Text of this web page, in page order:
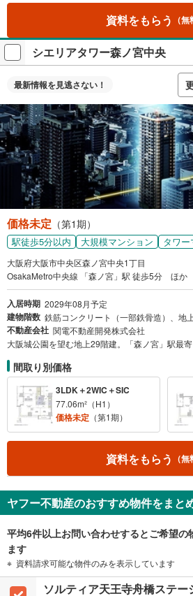
資料をもらう （無
シエリアタワー森ノ宮中央
最新情報を見逃さない！
価格未定 （第1期）
駅徒歩5分以内 大規模マンション タワ
大阪府大阪市中央区森ノ宮中央1丁目
OsakaMetro中央線 「森ノ宮」駅 徒歩5分 ほか
入居時期 2029年08月予定
建物階数 鉄筋コンクリート（一部鉄骨造）、地
不動産会社 関電不動産開発株式会社
間取り別価格
3LDK＋2WIC＋SIC
77.06m²（H1）
価格未定 （第1期）
資料をもらう （無
ヤフー不動産のおすすめ物件をまと
平均6件以上お問い合わせするとご希望の
ます
資料請求可能な物件のみを表示しています